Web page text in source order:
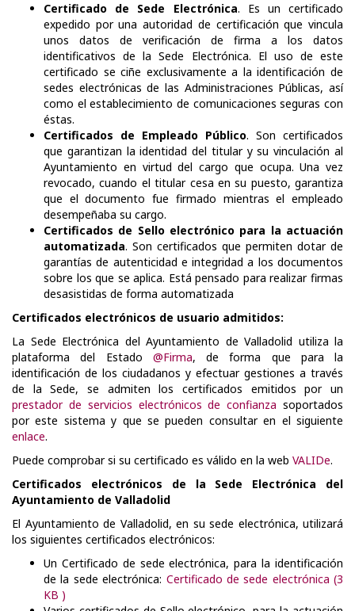
Certificado de Sede Electrónica. Es un certificado
expedido por una autoridad de certificación que vincula
unos datos de verificación de firma a los datos
identificativos de la Sede Electrónica. El uso de este
certificado se ciñe exclusivamente a la identificación de
sedes electrónicas de las Administraciones Públicas, así
como el establecimiento de comunicaciones seguras con
éstas.
Certificados de Empleado Público. Son certificados
que garantizan la identidad del titular y su vinculación al
Ayuntamiento en virtud del cargo que ocupa. Una vez
revocado, cuando el titular cesa en su puesto, garantiza
que el documento fue firmado mientras el empleado
desempeñaba su cargo.
Certificados de Sello electrónico para la actuación
automatizada. Son certificados que permiten dotar de
garantías de autenticidad e integridad a los documentos
sobre los que se aplica. Está pensado para realizar firmas
desasistidas de forma automatizada
Certificados electrónicos de usuario admitidos:
La Sede Electrónica del Ayuntamiento de Valladolid utiliza la
plataforma del Estado @Firma, de forma que para la
identificación de los ciudadanos y efectuar gestiones a través
de la Sede, se admiten los certificados emitidos por un
prestador de servicios electrónicos de confianza soportados
por este sistema y que se pueden consultar en el siguiente
enlace.
Puede comprobar si su certificado es válido en la web VALIDe.
Certificados electrónicos de la Sede Electrónica del
Ayuntamiento de Valladolid
El Ayuntamiento de Valladolid, en su sede electrónica, utilizará
los siguientes certificados electrónicos:
Un Certificado de sede electrónica, para la identificación
de la sede electrónica: Certificado de sede electrónica (3
KB )